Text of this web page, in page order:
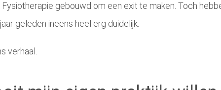
gebouwd om een exit te maken. Toch
geleden ineens heel erg duidelijk.
verhaal.